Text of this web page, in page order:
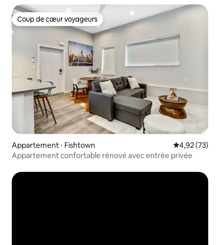
Coup de cœur voyageurs
Coup de cœur voyageurs
Appartement ⋅ Fishtown Évaluation
4,92 (73)
Appartement confortable rénové avec entrée privée